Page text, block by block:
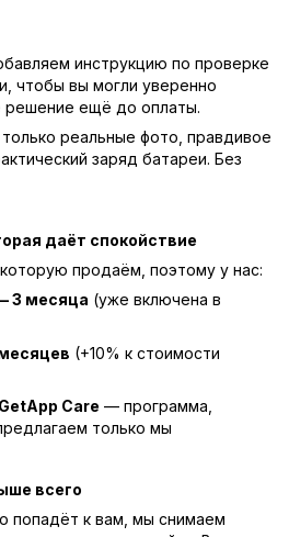
инструкцию по проверке
чтобы вы могли уверенно
решение ещё до оплаты.
реальные фото, правдивое
заряд батареи. Без
даёт спокойствие
продаём, поэтому у нас:
3 месяца (уже включена в
(+10% к стоимости
Care — программа,
только мы
всего
попадёт к вам, мы снимаем